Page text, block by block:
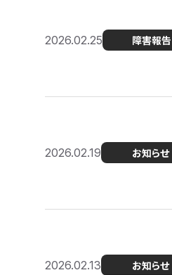
2026.02.25 障害報告
2026.02.19 お知らせ
2026.02.13 お知らせ